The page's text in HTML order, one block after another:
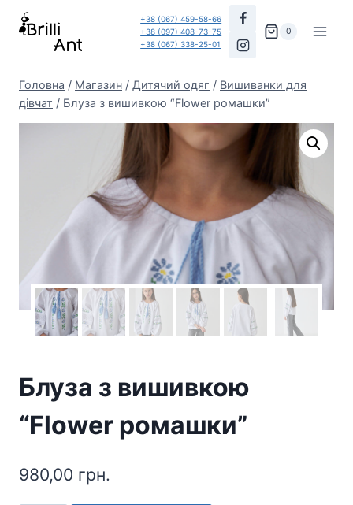
Перейти
+38 (067) 459-58-66
+38 (097) 408-73-75
+38 (067) 338-25-01
0
Головна / Магазин / Дитячий одяг / Вишиванки для
дівчат / Блуза з вишивкою “Flower ромашки”
Блуза з вишивкою
“Flower ромашки”
980,00 грн.